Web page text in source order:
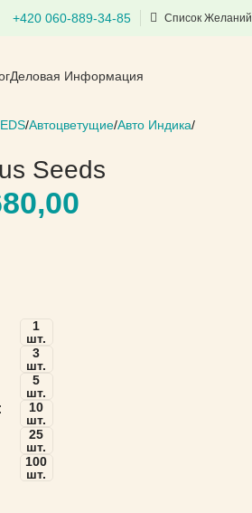
+420 060-889-34-85 Список Желаний
Деловая Информация
Автоцветущие Авто Индика
Seeds
1
шт.
3
шт.
5
шт.
10
шт.
25
шт.
100
шт.